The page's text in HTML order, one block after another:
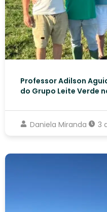
Professor Adilson
do Grupo Leite Verde
Daniela Miranda 3